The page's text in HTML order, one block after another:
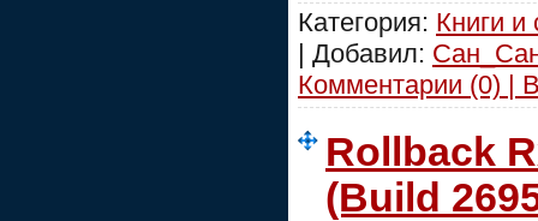
Категория: Книги и
| Добавил:
Комментарии (0) |
Rollback
(Build